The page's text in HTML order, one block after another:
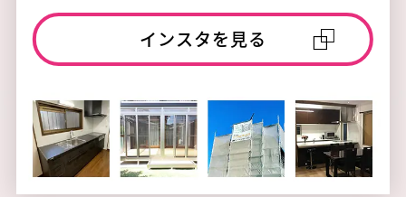
インスタを見る